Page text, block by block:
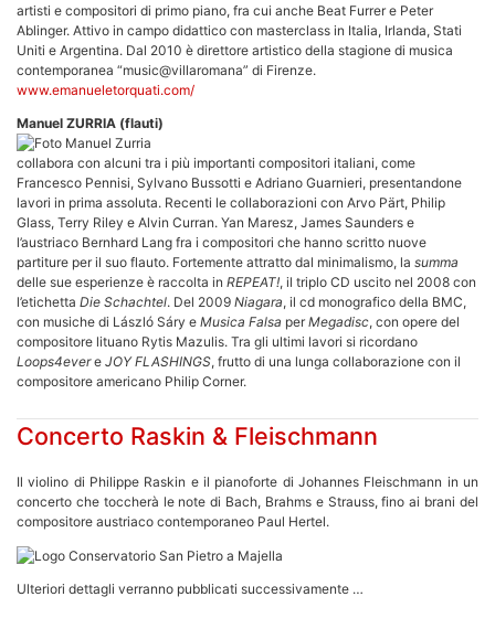
artisti e compositori di primo piano, fra cui anche Beat Furrer e Peter
Ablinger. Attivo in campo didattico con masterclass in Italia, Irlanda, Stati
Uniti e Argentina. Dal 2010 è direttore artistico della stagione di musica
contemporanea “music@villaromana” di Firenze.
www.emanueletorquati.com/
Manuel ZURRIA (flauti)
collabora con alcuni tra i più importanti compositori italiani, come
Francesco Pennisi, Sylvano Bussotti e Adriano Guarnieri, presentandone
lavori in prima assoluta. Recenti le collaborazioni con Arvo Pärt, Philip
Glass, Terry Riley e Alvin Curran. Yan Maresz, James Saunders e
l’austriaco Bernhard Lang fra i compositori che hanno scritto nuove
partiture per il suo flauto. Fortemente attratto dal minimalismo, la summa
delle sue esperienze è raccolta in REPEAT!, il triplo CD uscito nel 2008 con
l’etichetta Die Schachtel. Del 2009 Niagara, il cd monografico della BMC,
con musiche di László Sáry e Musica Falsa perMegadisc, con opere del
compositore lituano Rytis Mazulis. Tra gli ultimi lavori si ricordano
Loops4evere JOY FLASHINGS, frutto di una lunga collaborazione con il
compositore americano Philip Corner.
Concerto Raskin & Fleischmann
Il violino di Philippe Raskin e il pianoforte di Johannes Fleischmann in un
concerto che toccherà le note di Bach, Brahms e Strauss, fino ai brani del
compositore austriaco contemporaneo Paul Hertel.
Ulteriori dettagli verranno pubblicati successivamente …